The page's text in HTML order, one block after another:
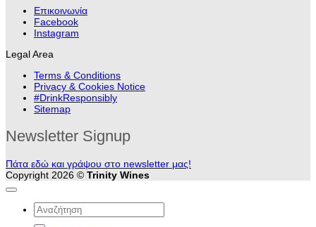
Επικοινωνία
Facebook
Instagram
Legal Area
Terms & Conditions
Privacy & Cookies Notice
#DrinkResponsibly
Sitemap
Newsletter Signup
Πάτα εδώ και γράψου στο newsletter μας!
Copyright 2026 © Trinity Wines
Αναζήτηση
για: